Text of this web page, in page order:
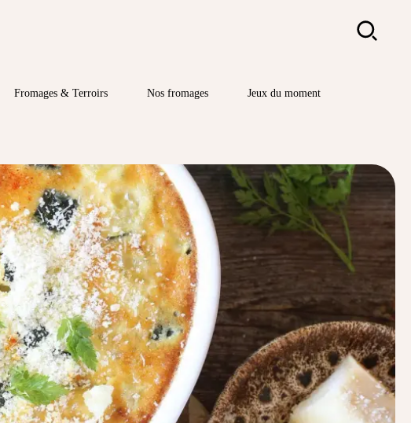
Rechercher
Fromages & Terroirs Nos fromages Jeux du moment